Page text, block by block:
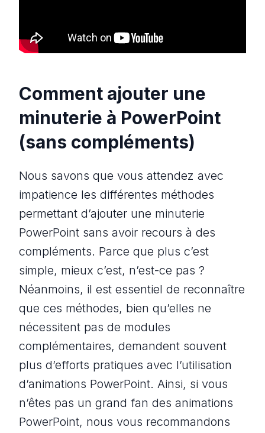
Comment ajouter une
minuterie à PowerPoint
(sans compléments)
Nous savons que vous attendez avec
impatience les différentes méthodes
permettant d’ajouter une minuterie
PowerPoint sans avoir recours à des
compléments. Parce que plus c’est
simple, mieux c’est, n’est-ce pas ?
Néanmoins, il est essentiel de reconnaître
que ces méthodes, bien qu’elles ne
nécessitent pas de modules
complémentaires, demandent souvent
plus d’efforts pratiques avec l’utilisation
d’animations PowerPoint. Ainsi, si vous
n’êtes pas un grand fan des animations
PowerPoint, nous vous recommandons